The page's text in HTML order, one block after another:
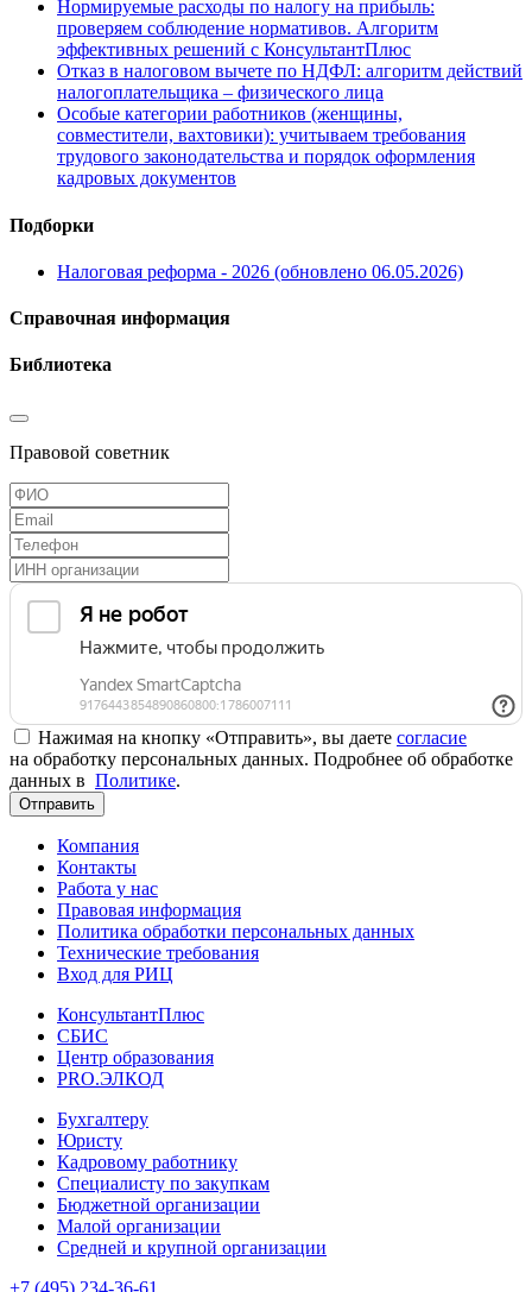
Нормируемые расходы по налогу на прибыль:
проверяем соблюдение нормативов. Алгоритм
эффективных решений с КонсультантПлюс
Отказ в налоговом вычете по НДФЛ: алгоритм действий
налогоплательщика – физического лица
Особые категории работников (женщины,
совместители, вахтовики): учитываем требования
трудового законодательства и порядок оформления
кадровых документов
Подборки
Налоговая реформа - 2026 (обновлено 06.05.2026)
Справочная информация
Библиотека
Правовой советник
Нажимая на кнопку «Отправить», вы даете согласие
на обработку персональных данных. Подробнее об обработке
данных в Политике.
Отправить
Компания
Контакты
Работа у нас
Правовая информация
Политика обработки персональных данных
Технические требования
Вход для РИЦ
КонсультантПлюс
СБИС
Центр образования
PRO.ЭЛКОД
Бухгалтеру
Юристу
Кадровому работнику
Специалисту по закупкам
Бюджетной организации
Малой организации
Средней и крупной организации
+7 (495) 234-36-61